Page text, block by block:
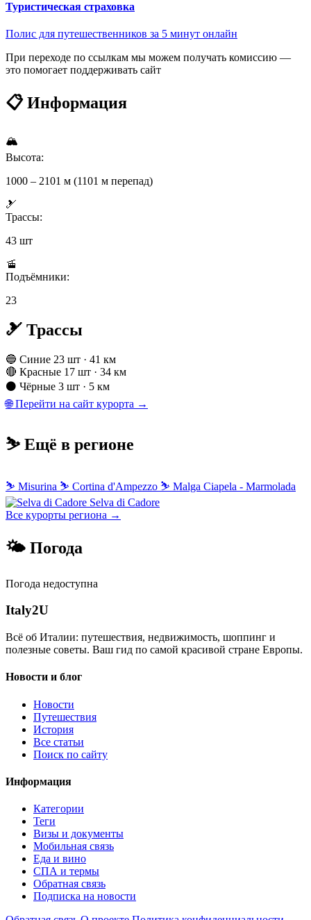
Туристическая страховка
Полис для путешественников за 5 минут онлайн
При переходе по ссылкам мы можем получать комиссию —
это помогает поддерживать сайт
📋 Информация
🏔
Высота:
1000 – 2101 м (1101 м перепад)
🎿
Трассы:
43 шт
🚡
Подъёмники:
23
🎿 Трассы
🔵 Синие 23 шт · 41 км
🔴 Красные 17 шт · 34 км
⚫ Чёрные 3 шт · 5 км
🌐 Перейти на сайт курорта →
⛷️ Ещё в регионе
⛷ Misurina ⛷ Cortina d'Ampezzo ⛷ Malga Ciapela - Marmolada
Selva di Cadore
Все курорты региона →
🌤 Погода
Погода недоступна
Italy2U
Всё об Италии: путешествия, недвижимость, шоппинг и
полезные советы. Ваш гид по самой красивой стране Европы.
Новости и блог
Новости
Путешествия
История
Все статьи
Поиск по сайту
Информация
Категории
Теги
Визы и документы
Мобильная связь
Еда и вино
СПА и термы
Обратная связь
Подписка на новости